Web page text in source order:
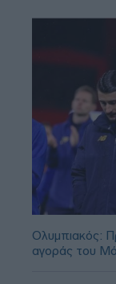
Ολυμπιακός:
αγοράς του